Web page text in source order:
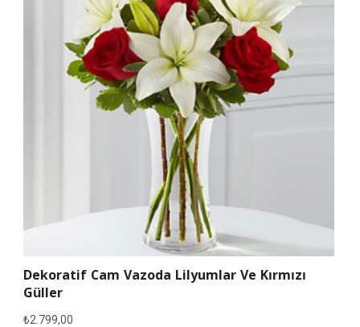
Dekoratif Cam Vazoda Lilyumlar Ve Kırmızı
Güller
₺2.799,00